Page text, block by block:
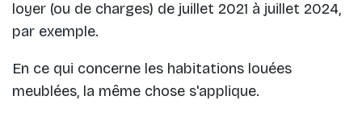
loyer (ou de charges) de juillet 2021 à juillet 2024,
par exemple.
En ce qui concerne les habitations louées
meublées, la même chose s'applique.